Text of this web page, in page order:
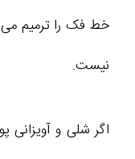
خط فک را ترمیم می
نیست.